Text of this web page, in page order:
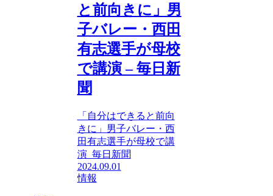
と前向きに」男
子バレー・西田
有志選手が母校
で講演 – 毎日新
聞
「自分はできると前向
きに」男子バレー・西
田有志選手が母校で講
演 毎日新聞
2024.09.01
情報